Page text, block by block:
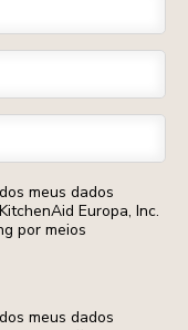
meus dados
Europa, Inc.
por meios
meus dados